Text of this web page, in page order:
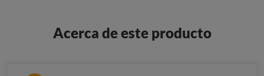
Acerca de este producto